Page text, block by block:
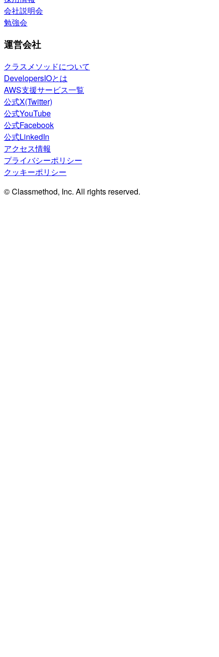
会社説明会
勉強会
運営会社
クラスメソッドについて
DevelopersIOとは
AWS支援サービス一覧
公式X(Twitter)
公式YouTube
公式Facebook
公式LinkedIn
アクセス情報
プライバシーポリシー
クッキーポリシー
© Classmethod, Inc. All rights reserved.